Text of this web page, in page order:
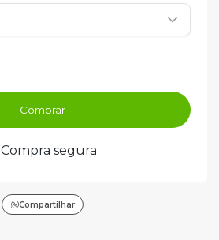
Comprar
Compra segura
Compartilhar